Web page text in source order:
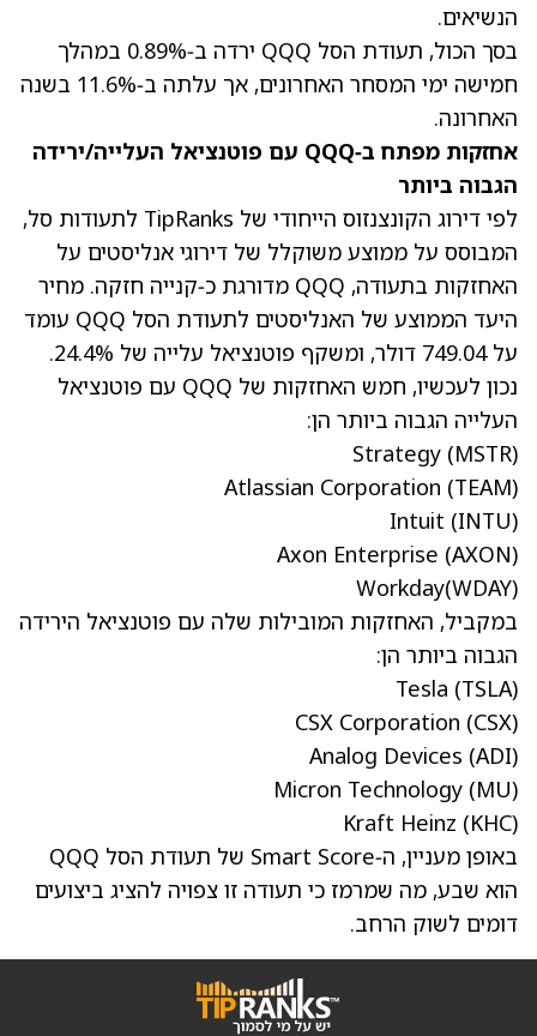
הנשיאים.
בסך הכול, תעודת הסל QQQ ירדה ב‑0.89% במהלך
חמישה ימי המסחר האחרונים, אך עלתה ב‑11.6% בשנה
האחרונה.
אחזקות מפתח ב‑QQQ עם פוטנציאל העלייה/ירידה
הגבוה ביותר
לפי דירוג הקונצנזוס הייחודי של TipRanks לתעודות סל,
המבוסס על ממוצע משוקלל של דירוגי אנליסטים על
האחזקות בתעודה, QQQ מדורגת כ‑קנייה חזקה. מחיר
היעד הממוצע של האנליסטים לתעודת הסל QQQ עומד
על 749.04 דולר, ומשקף פוטנציאל עלייה של 24.4%.
נכון לעכשיו, חמש האחזקות של QQQ עם פוטנציאל
העלייה הגבוה ביותר הן:
Strategy (MSTR)
Atlassian Corporation (TEAM)
Intuit (INTU)
Axon Enterprise (AXON)
Workday(WDAY)
במקביל, האחזקות המובילות שלה עם פוטנציאל הירידה
הגבוה ביותר הן:
Tesla (TSLA)
CSX Corporation (CSX)
Analog Devices (ADI)
Micron Technology (MU)
Kraft Heinz (KHC)
באופן מעניין, ה‑Smart Score של תעודת הסל QQQ
הוא שבע, מה שמרמז כי תעודה זו צפויה להציג ביצועים
דומים לשוק הרחב.